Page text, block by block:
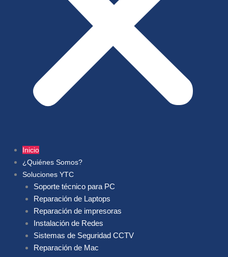
Inicio
¿Quiénes Somos?
Soluciones YTC
Soporte técnico para PC
Reparación de Laptops
Reparación de impresoras
Instalación de Redes
Sistemas de Seguridad CCTV
Reparación de Mac